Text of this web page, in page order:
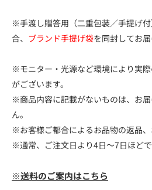
※手渡し贈答用（二重包装／手提げ
合、 ブランド手提げ袋を同封してお届
※モニター・光源など環境により実
がございます。
※商品内容に記載がないものは、お
ん。
※お客様ご都合によるお品物の返品、
※通常、ご注文日より4日～7日ほどで
※送料のご案内はこちら